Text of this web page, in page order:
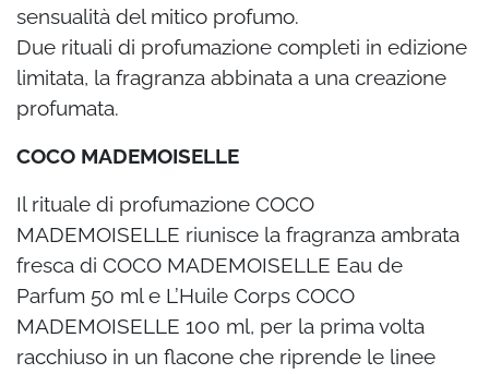
sensualità del mitico profumo.
Due rituali di profumazione completi in edizione
limitata, la fragranza abbinata a una creazione
profumata.
COCO MADEMOISELLE
Il rituale di profumazione COCO
MADEMOISELLE riunisce la fragranza ambrata
fresca di COCO MADEMOISELLE Eau de
Parfum 50 ml e L’Huile Corps COCO
MADEMOISELLE 100 ml, per la prima volta
racchiuso in un flacone che riprende le linee